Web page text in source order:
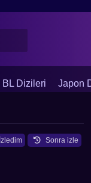
BL Dizileri Japon
Sonra izle
İzledim